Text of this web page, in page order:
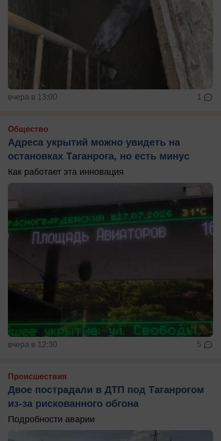
вчера в 13:00 1
Общество
Адреса укрытий можно увидеть на
остановках Таганрога, но есть минус
Как работает эта инновация
вчера в 12:30 5
Происшествия
Двое пострадали в ДТП под Таганрогом
из-за рискованного обгона
Подробности аварии